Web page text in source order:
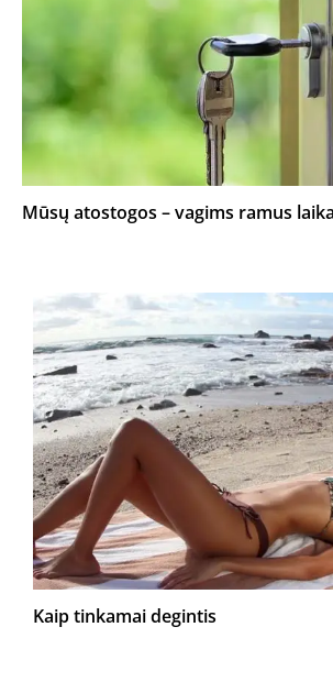
Mūsų atostogos – vagims ramus
Kaip tinkamai degintis